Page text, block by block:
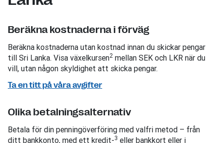
Beräkna kostnaderna i förväg
Beräkna kostnaderna utan kostnad innan du skickar pengar
till Sri Lanka. Visa växelkursen2 mellan SEK och LKR när du
vill, utan någon skyldighet att skicka pengar.
Ta en titt på våra avgifter
Olika betalningsalternativ
Betala för din penningöverföring med valfri metod – från
ditt bankkonto, med ett kredit-3 eller bankkort eller i